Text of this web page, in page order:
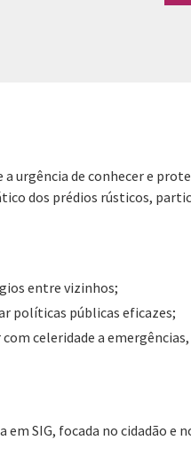
a urgência de conhecer e
dos prédios rústicos,
entre vizinhos;
políticas públicas eficazes;
celeridade a
SIG, focada no cidadão e